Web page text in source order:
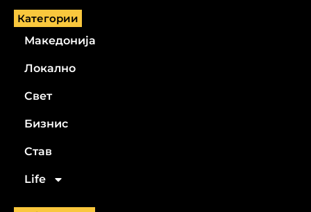
Категории
Македонија
Локално
Свет
Бизнис
Став
Life